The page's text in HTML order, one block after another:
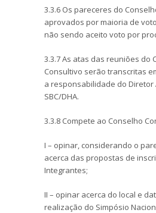
3.3.6 Os pareceres do
aprovados por maioria de
não sendo aceito voto por
3.3.7 As atas das reuniões do
Consultivo serão transcritas
a responsabilidade do Diretor
SBC/DHA.
3.3.8 Compete ao Conselho
I – opinar, considerando o
acerca das propostas de
Integrantes;
II – opinar acerca do local e
realização do Simpósio